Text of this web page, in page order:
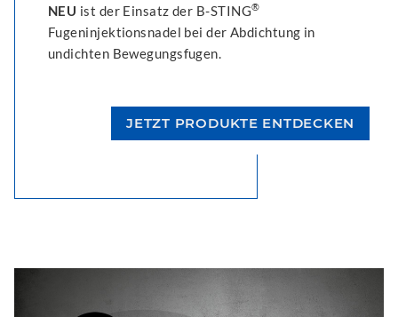
NEU ist der Einsatz der B-STING®
Fugeninjektionsnadel bei der Abdichtung in
undichten Bewegungsfugen.
JETZT PRODUKTE ENTDECKEN